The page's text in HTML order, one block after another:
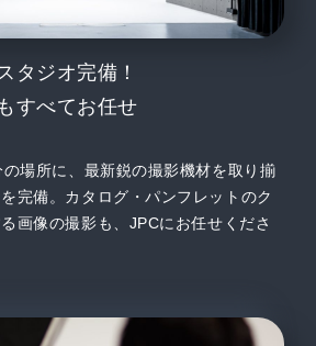
タジオ完備！
すべてお任せ
場所に、最新鋭の撮影機材を取り揃
完備。カタログ・パンフレットのク
画像の撮影も、JPCにお任せくださ